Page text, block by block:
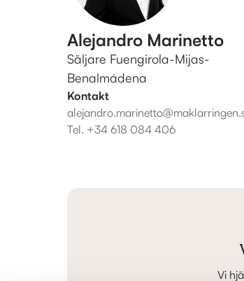
Alejandro Marinetto
Säljare Fuengirola-Mijas-
Benalmádena
Kontakt
Tel. +34 618 084 406
Vi